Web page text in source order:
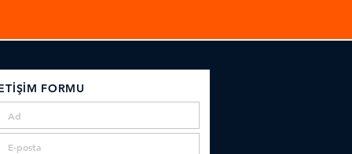
FORMU